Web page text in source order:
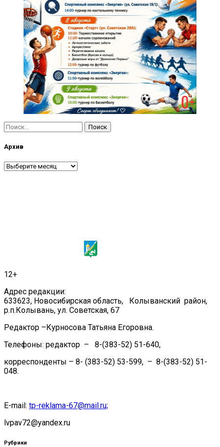
Найти:
Архив
Архив
12+
Адрес редакции:
633623, Новосибирская область, Колыванский район,
р.п.Колывань, ул. Советская, 67
Редактор –Курносова Татьяна Егоровна.
Телефоны: редактор – 8-(383-52) 51-640,
корреспонденты – 8- (383-52) 53-599, – 8-(383-52) 51-
048.
E-mail: tp-reklama-67@mail.ru;
lvpav72@yandex.ru
Рубрики